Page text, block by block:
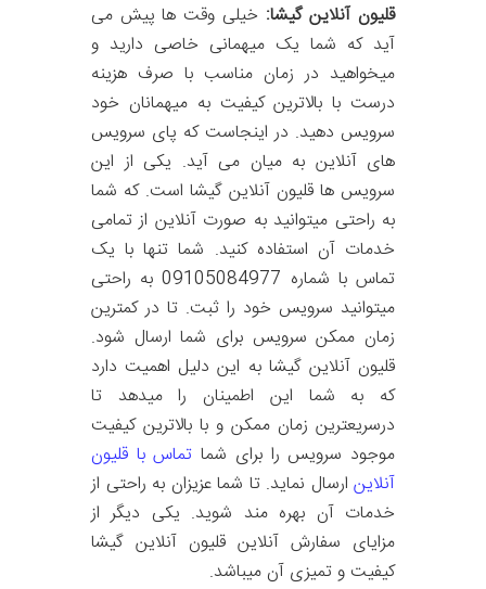
قلیون آنلاین گیشا: خیلی وقت ها پیش می
آید که شما یک میهمانی خاصی دارید و
میخواهید در زمان مناسب با صرف هزینه
درست با بالاترین کیفیت به میهمانان خود
سرویس دهید. در اینجاست که پای سرویس
های آنلاین به میان می آید. یکی از این
سرویس ها قلیون آنلاین گیشا است. که شما
به راحتی میتوانید به صورت آنلاین از تمامی
خدمات آن استفاده کنید. شما تنها با یک
تماس با شماره 09105084977 به راحتی
میتوانید سرویس خود را ثبت. تا در کمترین
زمان ممکن سرویس برای شما ارسال شود.
قلیون آنلاین گیشا به این دلیل اهمیت دارد
که به شما این اطمینان را میدهد تا
درسریعترین زمان ممکن و با بالاترین کیفیت
موجود سرویس را برای شما تماس با قلیون
آنلاین ارسال نماید. تا شما عزیزان به راحتی از
خدمات آن بهره مند شوید. یکی دیگر از
مزایای سفارش آنلاین قلیون آنلاین گیشا
کیفیت و تمیزی آن میباشد.